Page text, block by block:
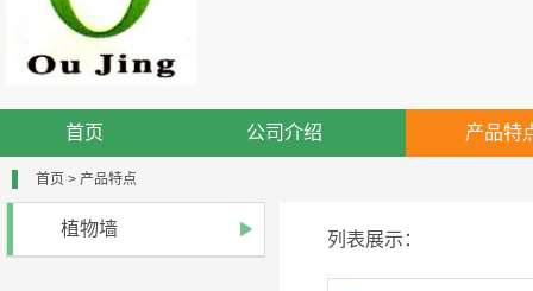
首页 公司介绍 产品特
首页 > 产品特点
植物墙
列表展示：